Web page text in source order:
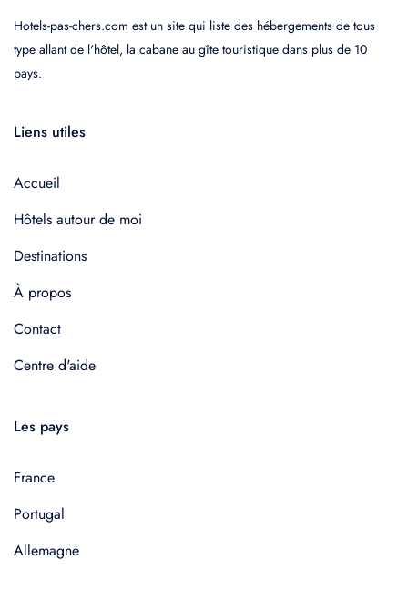
Hotels-pas-chers.com est un site qui liste des hébergements de tous
type allant de l'hôtel, la cabane au gîte touristique dans plus de 10
pays.
Liens utiles
Accueil
Hôtels autour de moi
Destinations
À propos
Contact
Centre d'aide
Les pays
France
Portugal
Allemagne